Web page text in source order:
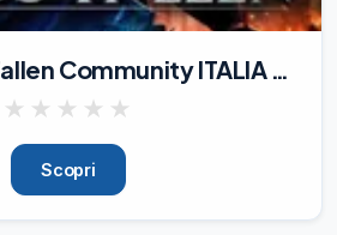
Lords of The Fallen Community ITALIA 🇮🇹
★ ★ ★ ★ ★
Scopri